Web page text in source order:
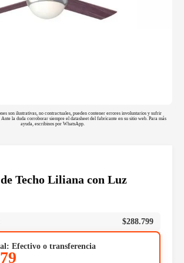
son ilustrativas, no contractuales, pueden contener errores involuntarios y sufrir
la duda corroborar siempre el datasheet del fabricante en su sitio web. Para más
ayuda, escribinos por WhatsApp.
Techo Liliana con Luz
$288.799
Efectivo o transferencia